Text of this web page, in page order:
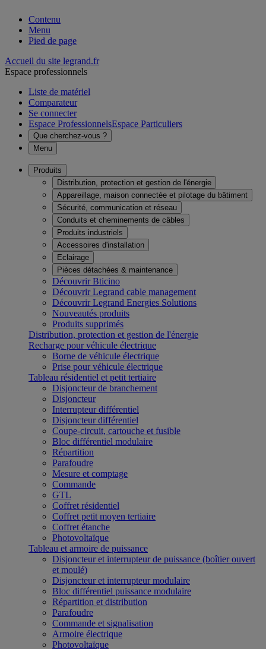
Contenu
Menu
Pied de page
Accueil du site legrand.fr
Espace professionnels
Liste de matériel
Comparateur
Se connecter
Espace ProfessionnelsEspace Particuliers
Que cherchez-vous ?
Menu
Produits
Distribution, protection et gestion de l'énergie
Appareillage, maison connectée et pilotage du bâtiment
Sécurité, communication et réseau
Conduits et cheminements de câbles
Produits industriels
Accessoires d'installation
Eclairage
Pièces détachées & maintenance
Découvrir Bticino
Découvrir Legrand cable management
Découvrir Legrand Energies Solutions
Nouveautés produits
Produits supprimés
Distribution, protection et gestion de l'énergie
Recharge pour véhicule électrique
Borne de véhicule électrique
Prise pour véhicule électrique
Tableau résidentiel et petit tertiaire
Disjoncteur de branchement
Disjoncteur
Interrupteur différentiel
Disjoncteur différentiel
Coupe-circuit, cartouche et fusible
Bloc différentiel modulaire
Répartition
Parafoudre
Mesure et comptage
Commande
GTL
Coffret résidentiel
Coffret petit moyen tertiaire
Coffret étanche
Photovoltaïque
Tableau et armoire de puissance
Disjoncteur et interrupteur de puissance (boîtier ouvert
et moulé)
Disjoncteur et interrupteur modulaire
Bloc différentiel puissance modulaire
Répartition et distribution
Parafoudre
Commande et signalisation
Armoire électrique
Photovoltaïque